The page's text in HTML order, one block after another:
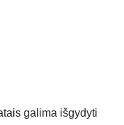
ga­li­ma iš­gy­dy­ti